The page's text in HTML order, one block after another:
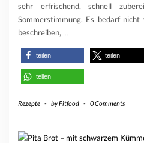
sehr erfrischend, schnell
Sommerstimmung. Es bedarf
beschreiben,
teilen teilen
teilen
Rezepte - byFitfood - 0 Comments